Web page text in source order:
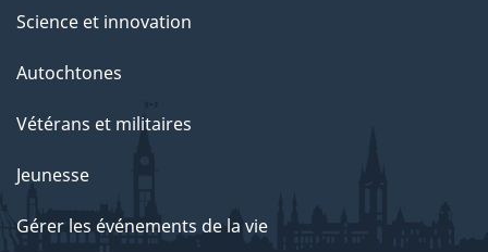
Science et innovation
Autochtones
Vétérans et militaires
Jeunesse
Gérer les événements de la vie